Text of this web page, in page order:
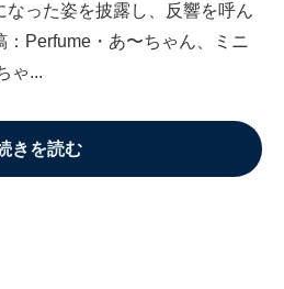
なった姿を披露し、反響を呼ん
Perfume・あ〜ちゃん、ミニ
ゃ...
きを読む